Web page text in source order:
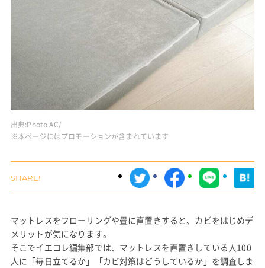
出典:Photo AC/
※本ページにはプロモーションが含まれています
マットレスをフローリングや畳に直置きすると、カビをはじめデ
メリットが気になります。
そこでイエコレ編集部では、マットレスを直置きしている人100
人に「毎日立てるか」「カビ対策はどうしているか」を調査しま